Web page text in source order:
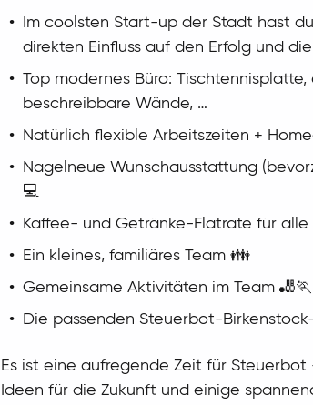
Im coolsten Start-up der Stadt hast
direkten Einfluss auf den Erfolg und
Top modernes Büro:
beschreibbare Wände, …
Natürlich flexible Arbeitszeiten +
Nagelneue Wunschausstattung
💻
Kaffee- und Getränke-Flatrate für alle
Ein kleines, familiäres Team 👪
Gemeinsame Aktivitäten im Team
Die passenden Steuerbot-
Es ist eine aufregende Zeit für
Ideen für die Zukunft und einige